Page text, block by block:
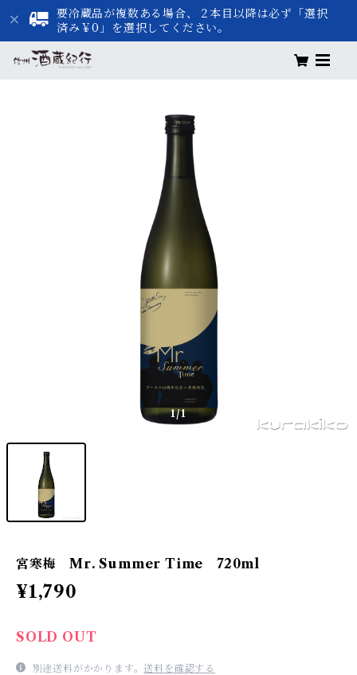
要冷蔵品が複数ある場合、２本目以降は必ず「選択
済み￥0」を選択してください。
1/1
宮寒梅 Mr. Summer Time 720ml
¥1,790
SOLD OUT
別途送料がかかります。送料を確認する